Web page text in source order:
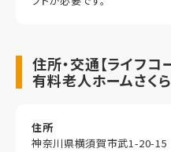
住所・交通【ライフ
有料老人ホームさくら
住所
神奈川県横須賀市武1-20-15